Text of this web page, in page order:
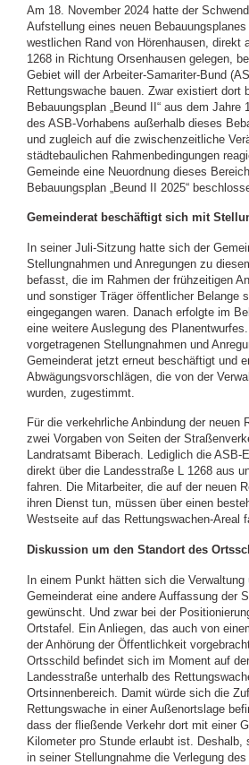
Am 18. November 2024 hatte der
Aufstellung eines neuen
westlichen Rand von Hörenhausen, direkt
1268 in Richtung Orsenhausen gelegen,
Gebiet will der Arbeiter-Samariter-Bund
Rettungswache bauen. Zwar existiert dort
Bebauungsplan „Beund II“ aus dem Jahre
des ASB-Vorhabens außerhalb dieses
und zugleich auf die zwischenzeitliche
städtebaulichen Rahmenbedingungen
Gemeinde eine Neuordnung dieses
Bebauungsplan „Beund II 2025“
Gemeinderat beschäftigt sich mit
In seiner Juli-Sitzung hatte sich der
Stellungnahmen und Anregungen zu
befasst, die im Rahmen der frühzeitigen
und sonstiger Träger öffentlicher Belange
eingegangen waren. Danach erfolgte im
eine weitere Auslegung des
vorgetragenen Stellungnahmen und
Gemeinderat jetzt erneut beschäftigt und
Abwägungsvorschlägen, die von der
wurden, zugestimmt.
Für die verkehrliche Anbindung der neuen
zwei Vorgaben von Seiten der
Landratsamt Biberach. Lediglich die ASB-
direkt über die Landesstraße L 1268 aus
fahren. Die Mitarbeiter, die auf der neuen
ihren Dienst tun, müssen über einen
Westseite auf das Rettungswachen-Areal
Diskussion um den Standort des
In einem Punkt hätten sich die Verwaltung
Gemeinderat eine andere Auffassung der
gewünscht. Und zwar bei der
Ortstafel. Ein Anliegen, das auch von
der Anhörung der Öffentlichkeit
Ortsschild befindet sich im Moment auf
Landesstraße unterhalb des
Ortsinnenbereich. Damit würde sich die
Rettungswache in einer Außenortslage
dass der fließende Verkehr dort mit einer
Kilometer pro Stunde erlaubt ist. Deshalb,
in seiner Stellungnahme die Verlegung